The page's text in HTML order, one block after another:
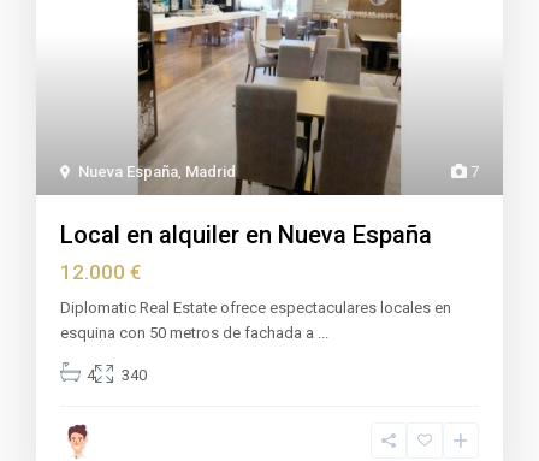
7
Nueva España Madrid
Local en alquiler en Nueva España
12.000 €
Diplomatic Real Estate ofrece espectaculares locales en
esquina con 50 metros de fachada a
4 340